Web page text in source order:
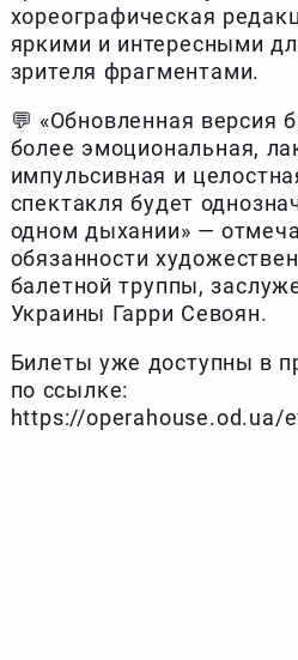
хореографическая
яркими и интересными
зрителя фрагментами.
💬 «Обновленная версия
более эмоциональная,
импульсивная и
спектакля будет
одном дыхании» —
обязанности
балетной труппы,
Украины Гарри Севоян.
Билеты уже доступны в
по ссылке:
https://operahouse.od.ua/